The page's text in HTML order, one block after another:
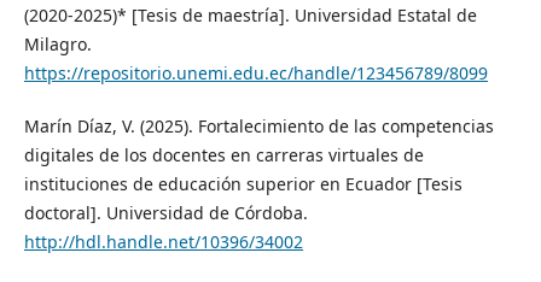
(2020-2025)* [Tesis de maestría]. Universidad Estatal de
Milagro.
https://repositorio.unemi.edu.ec/handle/123456789/8099
Marín Díaz, V. (2025). Fortalecimiento de las competencias
digitales de los docentes en carreras virtuales de
instituciones de educación superior en Ecuador [Tesis
doctoral]. Universidad de Córdoba.
http://hdl.handle.net/10396/34002